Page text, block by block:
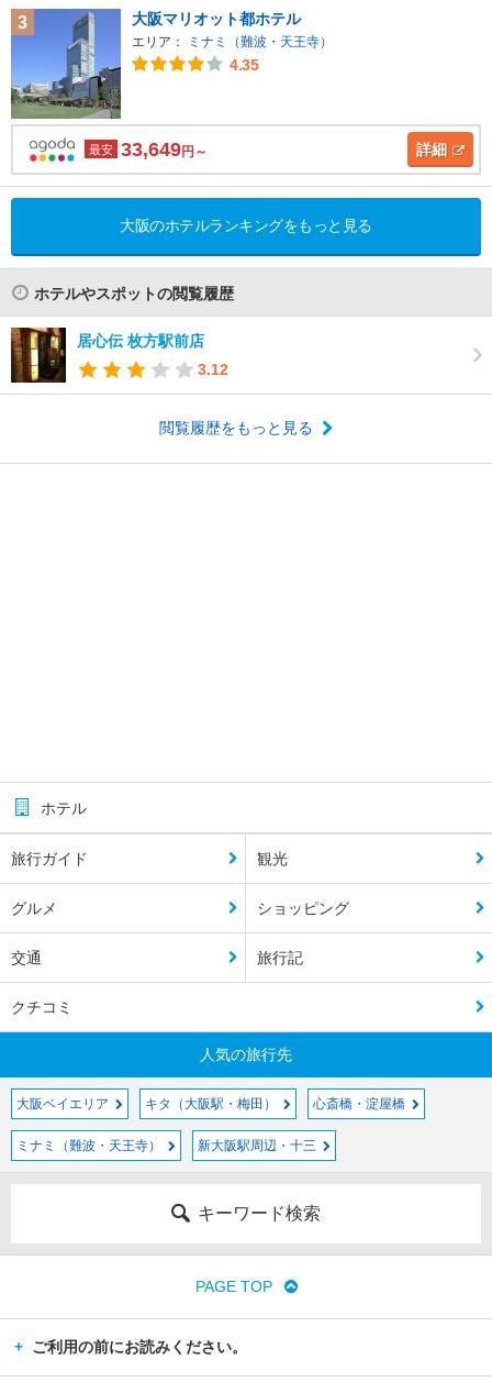
3 大阪マリオット都ホテル
エリア： ミナミ（難波・天王寺）
4.35
最安 33,649円～ 詳細
大阪のホテルランキングをもっと見る
ホテルやスポットの閲覧履歴
居心伝 枚方駅前店
3.12
閲覧履歴をもっと見る
ホテル
旅行ガイド 観光
グルメ ショッピング
交通 旅行記
クチコミ
人気の旅行先
大阪ベイエリア キタ（大阪駅・梅田） 心斎橋・淀屋橋
ミナミ（難波・天王寺） 新大阪駅周辺・十三
キーワード検索
PAGE TOP
ご利用の前にお読みください。